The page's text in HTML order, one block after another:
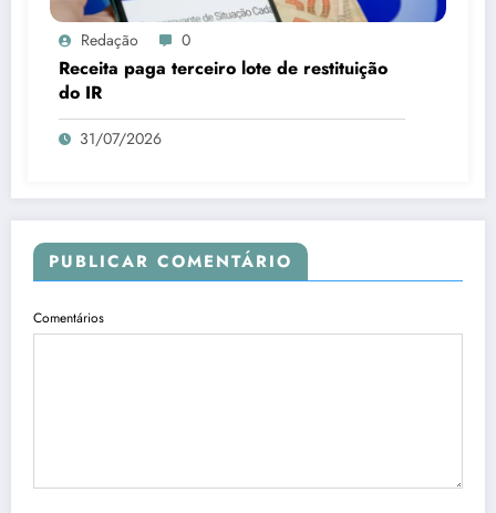
Redação 0
Receita paga terceiro lote de restituição
do IR
31/07/2026
PUBLICAR COMENTÁRIO
Comentários